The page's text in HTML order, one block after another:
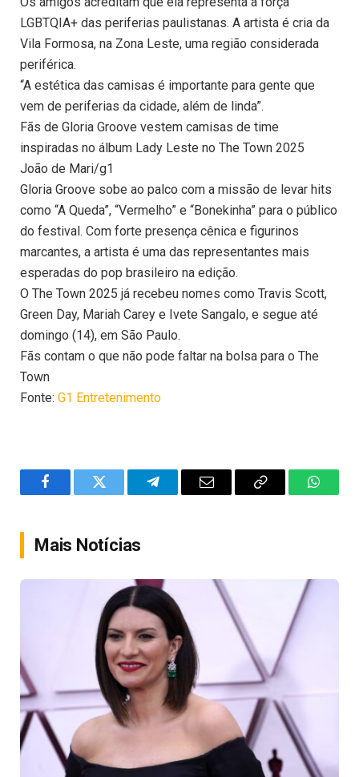
LGBTQIA+ das periferias paulistanas. A artista é cria da
Vila Formosa, na Zona Leste, uma região considerada
periférica.
“A estética das camisas é importante para gente que
vem de periferias da cidade, além de linda”.
Fãs de Gloria Groove vestem camisas de time
inspiradas no álbum Lady Leste no The Town 2025
João de Mari/g1
Gloria Groove sobe ao palco com a missão de levar hits
como “A Queda”, “Vermelho” e “Bonekinha” para o público
do festival. Com forte presença cênica e figurinos
marcantes, a artista é uma das representantes mais
esperadas do pop brasileiro na edição.
O The Town 2025 já recebeu nomes como Travis Scott,
Green Day, Mariah Carey e Ivete Sangalo, e segue até
domingo (14), em São Paulo.
Fãs contam o que não pode faltar na bolsa para o The
Town
Fonte: G1 Entretenimento
FacebookTwitter TelegramEmail
Copy
Mais Notícias